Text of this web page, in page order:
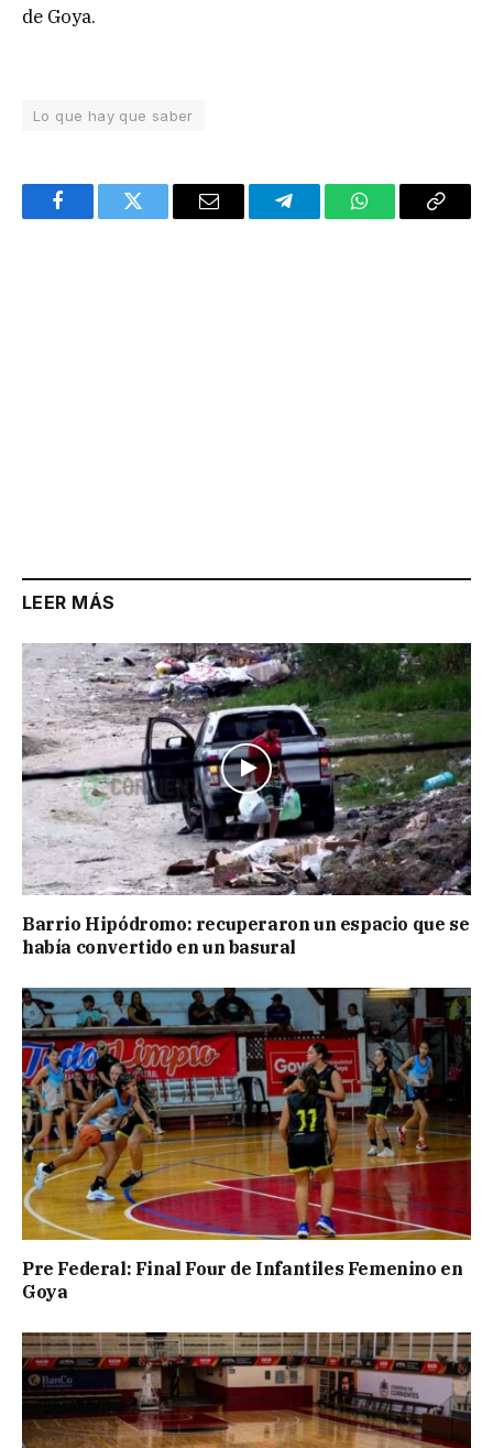
de Goya.
Lo que hay que saber
FacebookTwitter Email TelegramWhatsAppCopy
LEER MÁS
Barrio Hipódromo: recuperaron un espacio que se
había convertido en un basural
Pre Federal: Final Four de Infantiles Femenino en
Goya